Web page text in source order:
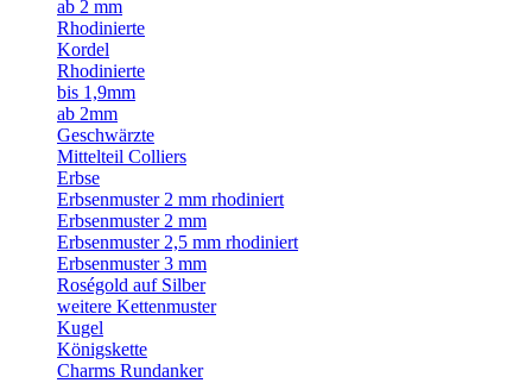
ab 2 mm
Rhodinierte
Kordel
Rhodinierte
bis 1,9mm
ab 2mm
Geschwärzte
Mittelteil Colliers
Erbse
Erbsenmuster 2 mm rhodiniert
Erbsenmuster 2 mm
Erbsenmuster 2,5 mm rhodiniert
Erbsenmuster 3 mm
Roségold auf Silber
weitere Kettenmuster
Kugel
Königskette
Charms Rundanker